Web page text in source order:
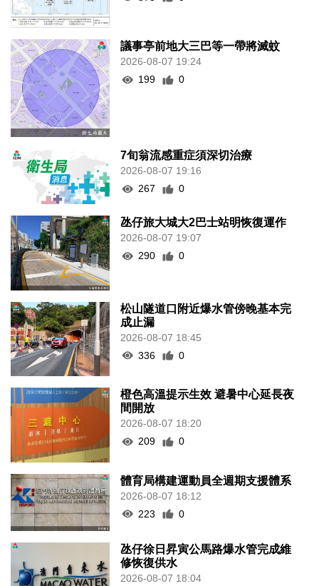
議事亭前地大三巴等一帶將滅蚊
2026-08-07 19:24
199
0
7旬翁流感重症須深切治療
2026-08-07 19:16
267
0
氹仔旅大城大2巴士站明恢復運作
2026-08-07 19:07
290
0
松山隧道口附近爆水管傍晚基本完
成止漏
2026-08-07 18:45
336
0
橙色高溫提示生效 避暑中心延長夜
間開放
2026-08-07 18:20
209
0
體育局構建運動員全週期支援體系
2026-08-07 18:12
223
0
氹仔徐日昇寅公馬路爆水管完成維
修恢復供水
2026-08-07 18:04